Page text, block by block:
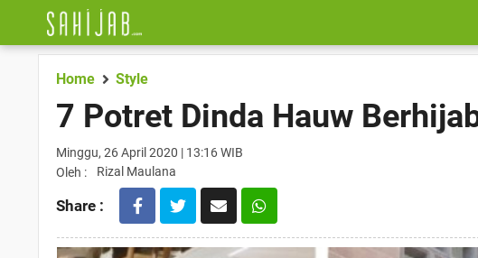
Home Style
7 Potret Dinda Hauw
Minggu, 26 April 2020 | 13:16 WIB
Oleh :
Rizal Maulana
Share :